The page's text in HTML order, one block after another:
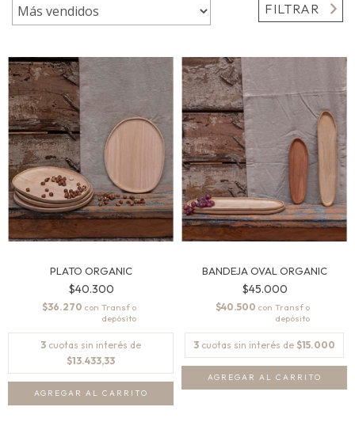
FILTRAR
PLATO ORGANIC
$40.300
$36.270 con
3 cuotas sin interés de
$13.433,33
BANDEJA OVAL ORGANIC
$45.000
$40.500 con
3 cuotas sin interés de $15.000
AGREGAR AL CARRITO